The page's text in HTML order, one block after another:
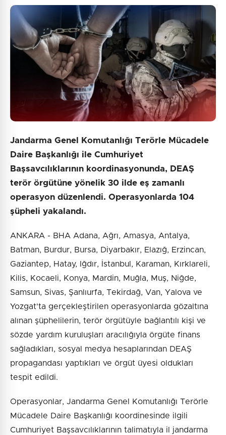
Güvenlik Sorusu:
4 + 4 = ?
Gönder
Jandarma Genel Komutanlığı Terörle Mücadele
Daire Başkanlığı ile Cumhuriyet
Başsavcılıklarının koordinasyonunda, DEAŞ
terör örgütüne yönelik 30 ilde eş zamanlı
operasyon düzenlendi. Operasyonlarda 104
şüpheli yakalandı.
ANKARA - BHA Adana, Ağrı, Amasya, Antalya,
Batman, Burdur, Bursa, Diyarbakır, Elazığ, Erzincan,
Gaziantep, Hatay, Iğdır, İstanbul, Karaman, Kırklareli,
Kilis, Kocaeli, Konya, Mardin, Muğla, Muş, Niğde,
Samsun, Sivas, Şanlıurfa, Tekirdağ, Van, Yalova ve
Yozgat'ta gerçekleştirilen operasyonlarda gözaltına
alınan şüphelilerin, terör örgütüyle bağlantılı kişi ve
sözde yardım kuruluşları aracılığıyla örgüte finans
sağladıkları, sosyal medya hesaplarından DEAŞ
propagandası yaptıkları ve örgüt üyesi oldukları
tespit edildi.
Operasyonlar, Jandarma Genel Komutanlığı Terörle
Mücadele Daire Başkanlığı koordinesinde ilgili
Cumhuriyet Başsavcılıklarının talimatıyla il jandarma